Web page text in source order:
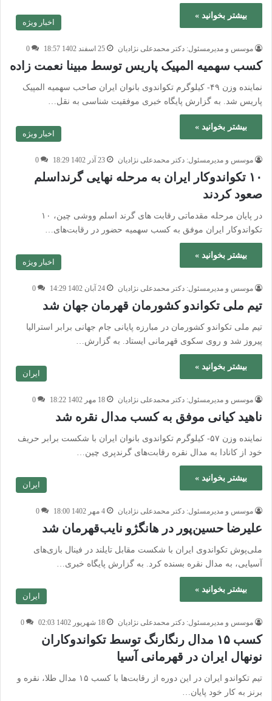
بیشتر بخوانید »
اخبار ویژه
موسس و مدیرمسئول: دکتر محمدعلی نژادیان 25 اسفند 1402 18:57 0
کسب سهمیه المپیک پاریس توسط مبینا نعمت زاده
نماینده وزن ۴۹- کیلوگرم تکواندوی بانوان ایران صاحب سهمیه المپیک
پاریس شد. به گزارش پایگاه خبری موفقیت شناسی به نقل…
بیشتر بخوانید »
اخبار ویژه
موسس و مدیرمسئول: دکتر محمدعلی نژادیان 23 آذر 1402 18:29 0
۱۰ تکواندوکار ایران به مرحله نهایی گرنداسلم
صعود کردند
در پایان مرحله مقدماتی رقابت های گرند اسلم ووشی چین، ۱۰
تکواندوکار ایران موفق به کسب سهمیه حضور در رقابت‌های…
بیشتر بخوانید »
اخبار ویژه
موسس و مدیرمسئول: دکتر محمدعلی نژادیان 24 آبان 1402 14:29 0
تیم ملی تکواندو کشورمان قهرمان جهان شد
تیم ملی تکواندو کشورمان در مبارزه پایانی جام جهانی برابر استرالیا
پیروز شد و روی سکوی قهرمانی ایستاد. به گزارش…
بیشتر بخوانید »
ایران
موسس و مدیرمسئول: دکتر محمدعلی نژادیان 18 مهر 1402 18:22 0
ناهید کیانی موفق به کسب مدال نقره شد
نماینده وزن ۵۷- کیلوگرم تکواندوی بانوان ایران با شکست برابر حریف
خود از کانادا به مدال نقره رقابت‌های گرندپری چین…
بیشتر بخوانید »
ایران
موسس و مدیرمسئول: دکتر محمدعلی نژادیان 4 مهر 1402 18:00 0
علیرضا حسین‌پور در هانگژو نایب‌قهرمان شد
ملی‌پوش تکواندوی ایران با شکست مقابل تایلند در فینال بازی‌های
آسیایی، به مدال نقره بسنده کرد. به گزارش پایگاه خبری…
بیشتر بخوانید »
ایران
موسس و مدیرمسئول: دکتر محمدعلی نژادیان 18 شهریور 1402 02:03 0
کسب ۱۵ مدال رنگارنگ توسط تکواندوکاران
نونهال ایران در قهرمانی آسیا
تیم تکواندو ایران در این دوره از رقابت‌ها با کسب ۱۵ مدال طلا، نقره و
برنز به کار خود پایان…